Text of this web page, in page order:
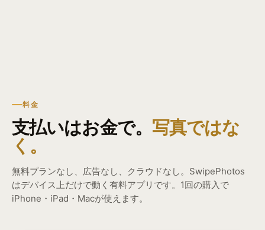
料金
支払いはお金で。 写真ではな
く。
無料プランなし、広告なし、クラウドなし。SwipePhotos
はデバイス上だけで動く有料アプリです。1回の購入で
iPhone・iPad・Macが使えます。